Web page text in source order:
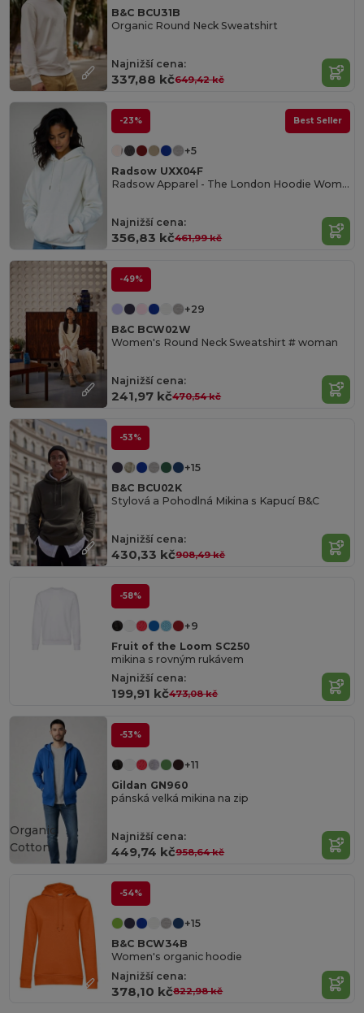
B&C BCU31B
Organic Round Neck Sweatshirt
Najnižší cena:
337,88 kč649,42 kč
-23% Best Seller
+5
Radsow UXX04F
Radsow Apparel - The London Hoodie Women
Najnižší cena:
356,83 kč461,99 kč
-49%
+29
B&C BCW02W
Women's Round Neck Sweatshirt # woman
Najnižší cena:
241,97 kč470,54 kč
-53%
+15
B&C BCU02K
Stylová a Pohodlná Mikina s Kapucí B&C
Najnižší cena:
430,33 kč908,49 kč
-58%
+9
Fruit of the Loom SC250
mikina s rovným rukávem
Najnižší cena:
199,91 kč473,08 kč
-53%
+11
Gildan GN960
pánská velká mikina na zip
Najnižší cena:
449,74 kč958,64 kč
Organic
Cotton
-54%
+15
B&C BCW34B
Women's organic hoodie
Najnižší cena:
378,10 kč822,98 kč